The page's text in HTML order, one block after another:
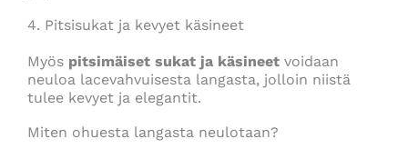
4. Pitsisukat ja kevyet käsineet
Myös pitsimäiset sukat ja käsineet voidaan
neuloa lacevahvuisesta langasta, jolloin niistä
tulee kevyet ja elegantit.
Miten ohuesta langasta neulotaan?